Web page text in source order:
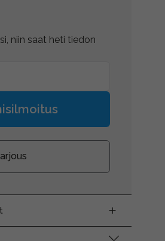
niin saat heti tiedon